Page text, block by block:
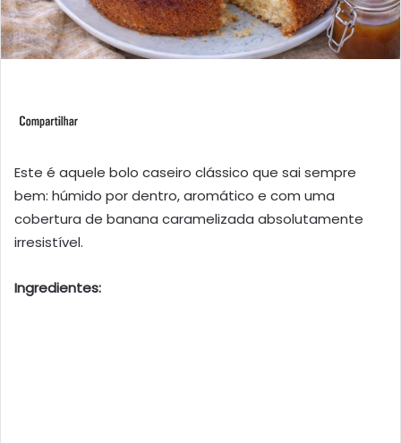
Este é aquele bolo caseiro clássico que sai sempre
bem: húmido por dentro, aromático e com uma
cobertura de banana caramelizada absolutamente
irresistível.
Ingredientes: